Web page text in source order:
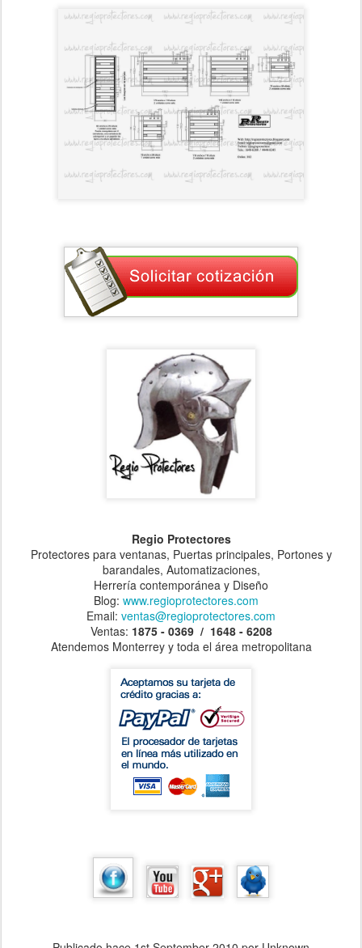
Regio Protectores
Protectores para ventanas, Puertas principales, Portones y
barandales, Automatizaciones,
Herrería contemporánea y Diseño
Blog: www.regioprotectores.com
Email: ventas@regioprotectores.com
Ventas: 1875 - 0369 / 1648 - 6208
Atendemos Monterrey y toda el área metropolitana